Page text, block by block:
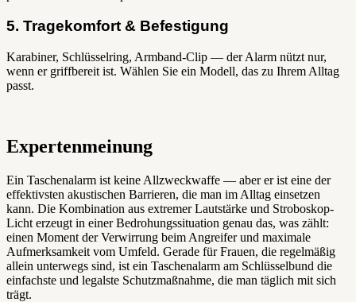
5. Tragekomfort & Befestigung
Karabiner, Schlüsselring, Armband-Clip — der Alarm nützt nur,
wenn er griffbereit ist. Wählen Sie ein Modell, das zu Ihrem Alltag
passt.
Expertenmeinung
Ein Taschenalarm ist keine Allzweckwaffe — aber er ist eine der
effektivsten akustischen Barrieren, die man im Alltag einsetzen
kann. Die Kombination aus extremer Lautstärke und Stroboskop-
Licht erzeugt in einer Bedrohungssituation genau das, was zählt:
einen Moment der Verwirrung beim Angreifer und maximale
Aufmerksamkeit vom Umfeld. Gerade für Frauen, die regelmäßig
allein unterwegs sind, ist ein Taschenalarm am Schlüsselbund die
einfachste und legalste Schutzmaßnahme, die man täglich mit sich
trägt.